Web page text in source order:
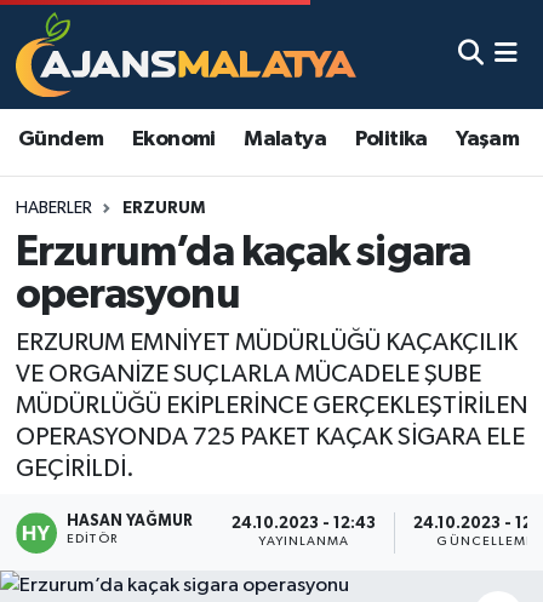
Gündem Ekonomi Malatya Politika Yaşam
HABERLER ERZURUM
Erzurum’da kaçak sigara
operasyonu
ERZURUM EMNİYET MÜDÜRLÜĞÜ KAÇAKÇILIK
VE ORGANİZE SUÇLARLA MÜCADELE ŞUBE
MÜDÜRLÜĞÜ EKİPLERİNCE GERÇEKLEŞTİRİLEN
OPERASYONDA 725 PAKET KAÇAK SİGARA ELE
GEÇİRİLDİ.
HASAN YAĞMUR
EDITÖR
24.10.2023 - 12:43
YAYINLANMA
24.10.2023 -
GÜNCELLEME
Asayiş
Eğitim
Gündem
Kadın
Kültür & Sanat
Magazin
Politika
Malatya Nöbetçi Eczaneler
Malatya Namaz Vakitleri
Malatya Trafik Yoğunluk Haritası
TFF 3.Lig 2.Grup Puan Durumu ve Fikstür
Tüm Manşetler
Son Dakika Haberleri
Haber Arşivi